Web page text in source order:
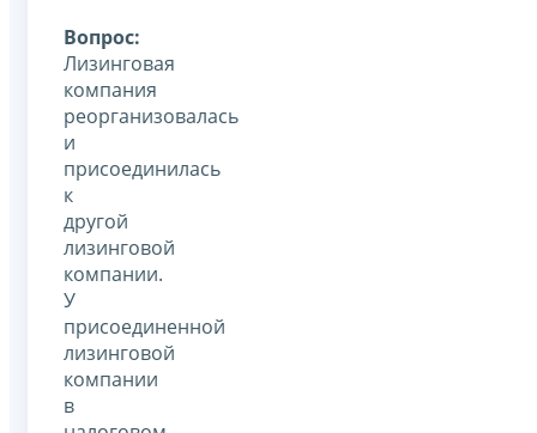
Вопрос:
Лизинговая
компания
реорганизовалась
и
присоединилась
к
другой
лизинговой
компании.
У
присоединенной
лизинговой
компании
в